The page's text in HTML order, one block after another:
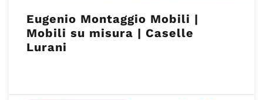
Eugenio Montaggio Mobili |
Mobili su misura | Caselle
Lurani